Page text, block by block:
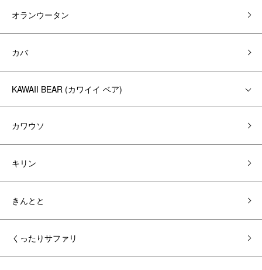
オランウータン
カバ
KAWAII BEAR (カワイイ ベア)
カワウソ
キリン
きんとと
くったりサファリ